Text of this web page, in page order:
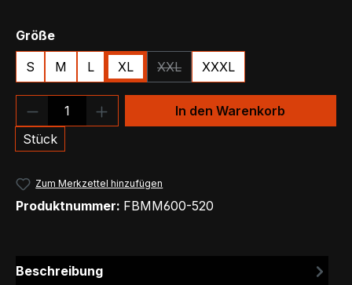
Größeauswählen
S M L XL XXL
(Diese Option ist zurzeit nicht
XXXL
Produkt Anzahl: Gib den
Stück
In den Warenkorb
Zum Merkzettel hinzufügen
Produktnummer: FBMM600-520
Beschreibung